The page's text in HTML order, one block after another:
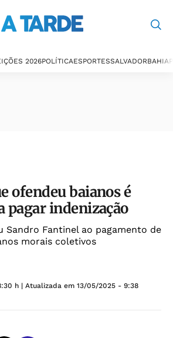
2026POLÍTICAESPORTESSALVADORBAHIA
ofendeu baianos é
pagar indenização
Sandro Fantinel ao pagamento de
morais coletivos
h | Atualizada em 13/05/2025 - 9:38